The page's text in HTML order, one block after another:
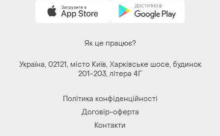
Як це працює?
Україна, 02121, місто Київ, Харківське шосе, будинок
201-203, літера 4Г
Політика конфіденційності
Договір-оферта
Контакти